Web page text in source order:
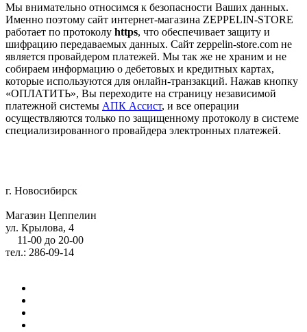
Мы внимательно относимся к безопасности Ваших данных.
Именно поэтому сайт интернет-магазина ZEPPELIN-STORE
работает по протоколу https, что обеспечивает защиту и
шифрацию передаваемых данных. Сайт zeppelin-store.com не
является провайдером платежей. Мы так же не храним и не
собираем информацию о дебетовых и кредитных картах,
которые используются для онлайн-транзакций. Нажав кнопку
«ОПЛАТИТЬ», Вы переходите на страницу независимой
платежной системы АПК Ассист, и все операции
осуществляются только по защищенному протоколу в системе
специализированного провайдера электронных платежей.
г. Новосибирск
Магазин Цеппелин
ул. Крылова, 4
11-00 до 20-00
тел.: 286-09-14